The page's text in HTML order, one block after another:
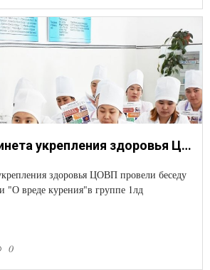
Работники кабинета укрепления здоровья ЦОВП провели беседу на темы:"Туберкулёз"и "О вреде курения"в группе 1лд медколледжа.
здоровья ЦОВП провели беседу
"О вреде курения"в группе 1лд
0